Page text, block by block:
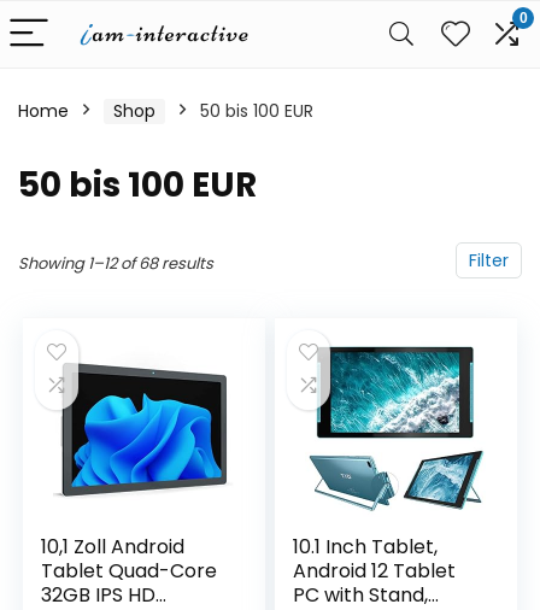
0
Home Shop 50 bis 100 EUR
50 bis 100 EUR
Filter
Showing 1–12 of 68 results
10,1 Zoll Android
Tablet Quad-Core
32GB IPS HD
10.1 Inch Tablet,
Android 12 Tablet
PC with Stand,